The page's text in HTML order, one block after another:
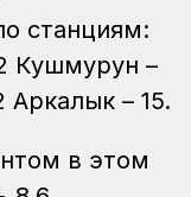
станциям:
Кушмурун –
– 15.
в этом